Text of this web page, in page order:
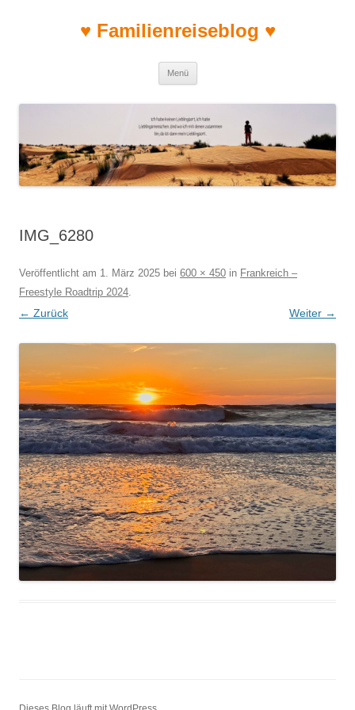
♥ Familienreiseblog ♥
Menü
IMG_6280
Veröffentlicht am 1. März 2025 bei 600 × 450 in Frankreich –
Freestyle Roadtrip 2024.
← Zurück Weiter →